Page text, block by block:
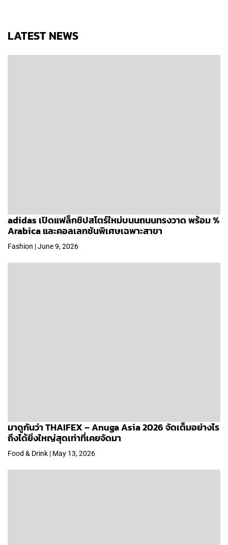
LATEST NEWS
adidas เปิดแฟล็กชิปสโตร์ใหม่บนนถนนทรงวาด พร้อม %
Arabica และคอลเลกชันพิเศษเฉพาะสาขา
Fashion | June 9, 2026
มาดูกันว่า THAIFEX – Anuga Asia 2026 จัดเต็มอย่างไร
ถึงได้ยิ่งใหญ่สุดเท่าที่เคยจัดมา
Food & Drink | May 13, 2026